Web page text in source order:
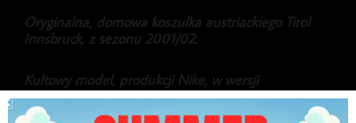
Oryginalna, domowa koszulka austriackiego Tirol
Innsbruck, z sezonu 2001/02.
Kultowy model, produkcji Nike, w wersji
przygotowanej dla zawodnika.